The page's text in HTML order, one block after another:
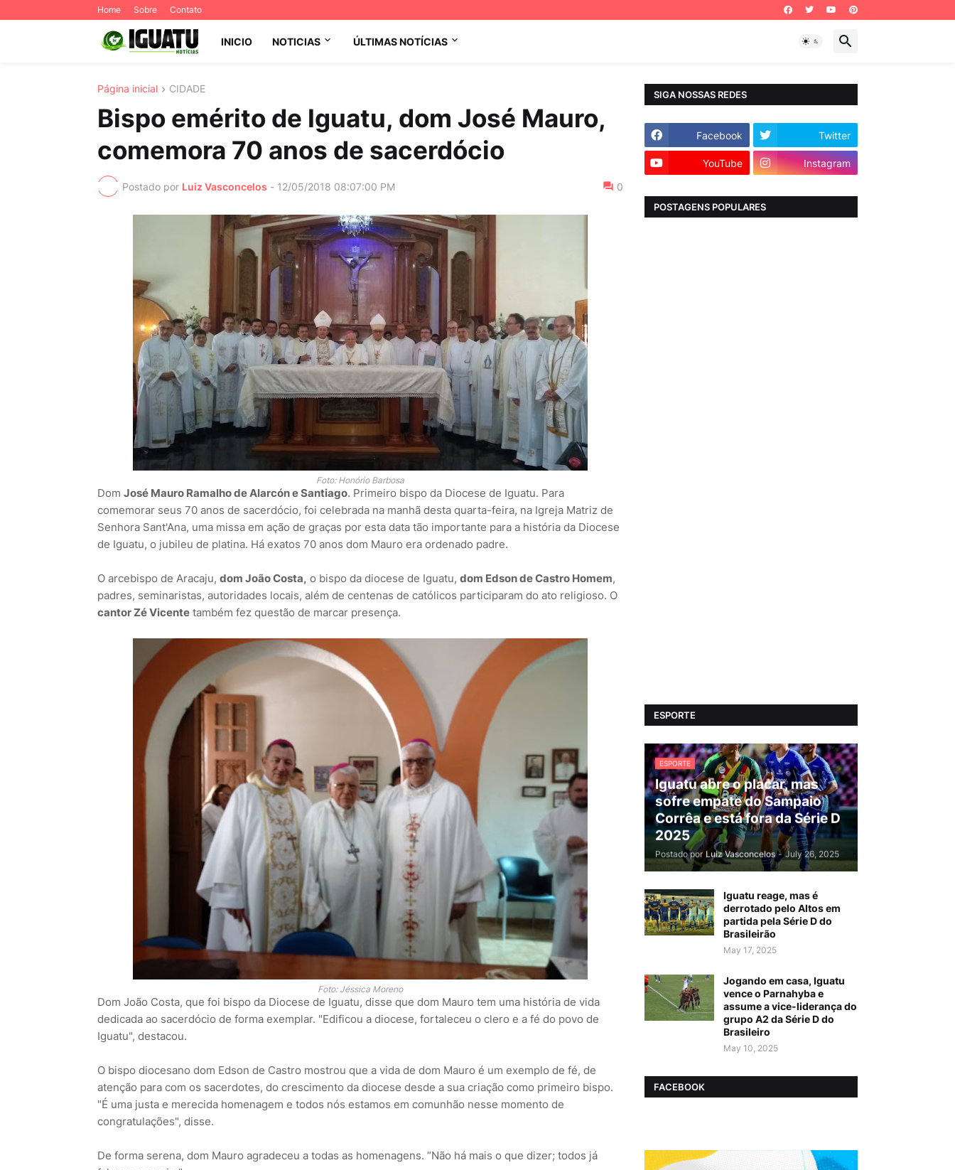
Home Sobre Contato
INICIO NOTICIAS ÚLTIMAS NOTÍCIAS
Página inicial CIDADE
Bispo emérito de Iguatu, dom José Mauro,
comemora 70 anos de sacerdócio
Postado por Luiz Vasconcelos - 12/05/2018 08:07:00 PM 0
Foto: Honório Barbosa
Dom José Mauro Ramalho de Alarcón e Santiago. Primeiro bispo da Diocese de Iguatu. Para
comemorar seus 70 anos de sacerdócio, foi celebrada na manhã desta quarta-feira, na Igreja Matriz de
Senhora Sant'Ana, uma missa em ação de graças por esta data tão importante para a história da Diocese
de Iguatu, o jubileu de platina. Há exatos 70 anos dom Mauro era ordenado padre.
O arcebispo de Aracaju, dom João Costa, o bispo da diocese de Iguatu, dom Edson de Castro Homem,
padres, seminaristas, autoridades locais, além de centenas de católicos participaram do ato religioso. O
cantor Zé Vicente também fez questão de marcar presença.
Foto: Jéssica Moreno
Dom João Costa, que foi bispo da Diocese de Iguatu, disse que dom Mauro tem uma história de vida
dedicada ao sacerdócio de forma exemplar. "Edificou a diocese, fortaleceu o clero e a fé do povo de
Iguatu", destacou.
O bispo diocesano dom Edson de Castro mostrou que a vida de dom Mauro é um exemplo de fé, de
atenção para com os sacerdotes, do crescimento da diocese desde a sua criação como primeiro bispo.
"É uma justa e merecida homenagem e todos nós estamos em comunhão nesse momento de
congratulações", disse.
De forma serena, dom Mauro agradeceu a todas as homenagens. “Não há mais o que dizer; todos já
SIGA NOSSAS REDES
Facebook Twitter
YouTube Instagram
POSTAGENS POPULARES
ESPORTE
ESPORTE
Iguatu abre o placar, mas
sofre empate do Sampaio
Corrêa e está fora da Série D
2025
Postado por Luiz Vasconcelos - July 26, 2025
Iguatu reage, mas é
derrotado pelo Altos em
partida pela Série D do
Brasileirão
May 17, 2025
Jogando em casa, Iguatu
vence o Parnahyba e
assume a vice-liderança do
grupo A2 da Série D do
Brasileiro
May 10, 2025
FACEBOOK